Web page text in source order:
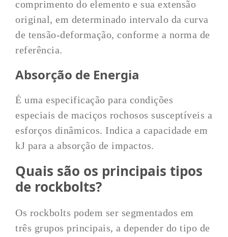
comprimento do elemento e sua extensão
original, em determinado intervalo da curva
de tensão-deformação, conforme a norma de
referência.
Absorção de Energia
É uma especificação para condições
especiais de maciços rochosos susceptíveis a
esforços dinâmicos. Indica a capacidade em
kJ para a absorção de impactos.
Quais são os principais tipos
de rockbolts?
Os rockbolts podem ser segmentados em
três grupos principais, a depender do tipo de